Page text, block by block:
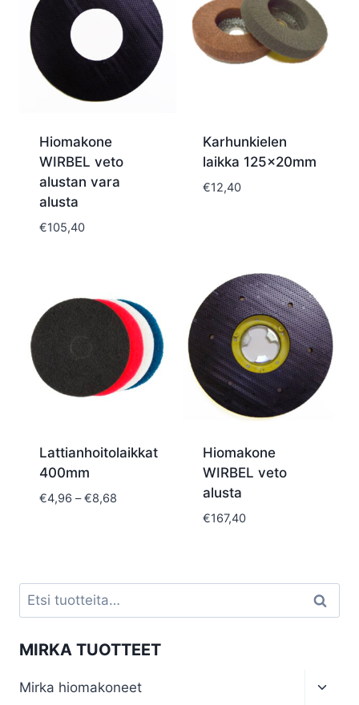
Hiomakone
WIRBEL veto
alustan vara
alusta
€105,40
Karhunkielen
laikka 125x20mm
€12,40
Lattianhoitolaikkat
400mm
€4,96 – €8,68Hintaluokka:
Hiomakone
WIRBEL veto
alusta
€167,40
Etsi: Haku
MIRKA TUOTTEET
Mirka hiomakoneet